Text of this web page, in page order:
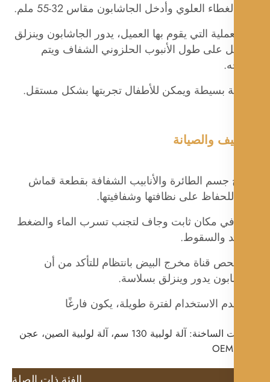
العلوي وأدخل الجاشابون مقاس 32-55 ملم.
التي يقوم بها العميل، يدور الجاشابون وينزلق
على طول الأنبوب الحلزوني الشفاف ويتم
بسيطة ويمكن للأطفال تجربتها بشكل مستقل.
والصيانة
الطائرة والأنابيب الشفافة بقطعة قماش
على نظافتها وشفافيتها.
مكان ثابت وجاف لتجنب تسرب الماء والضغط
والسقوط.
قناة مخرج البيض بانتظام للتأكد من أن
يدور وينزلق بسلاسة.
الاستخدام لفترة طويلة، يكون فارغًا
الكلمات الساخنة: آلة لولبية 130 سم، آلة لولبية الصين، عجن